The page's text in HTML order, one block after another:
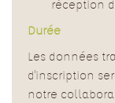
réception
Durée
Les données
d'inscription
notre